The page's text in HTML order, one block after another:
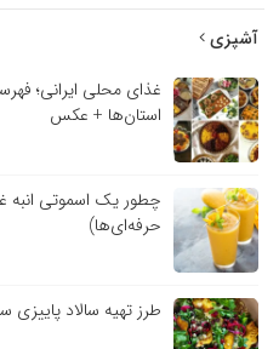
آشپزی
غذای محلی ایرانی؛
استان‌ها + عکس
چطور یک اسموتی
حرفه‌ای‌ها)
طرز تهیه سالاد پاییزی